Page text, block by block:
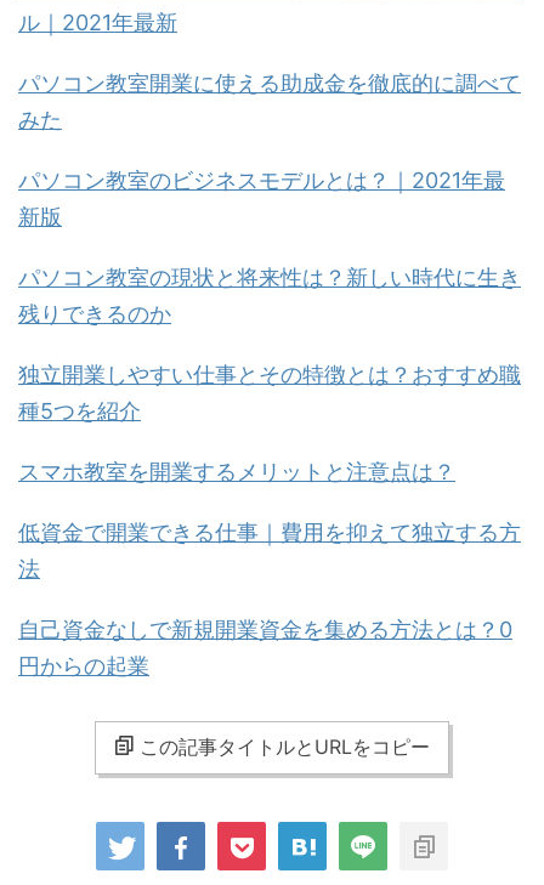
ル｜2021年最新
パソコン教室開業に使える助成金を徹底的に調べて
みた
パソコン教室のビジネスモデルとは？｜2021年最
新版
パソコン教室の現状と将来性は？新しい時代に生き
残りできるのか
独立開業しやすい仕事とその特徴とは？おすすめ職
種5つを紹介
スマホ教室を開業するメリットと注意点は？
低資金で開業できる仕事｜費用を抑えて独立する方
法
自己資金なしで新規開業資金を集める方法とは？0
円からの起業
この記事タイトルとURLをコピー